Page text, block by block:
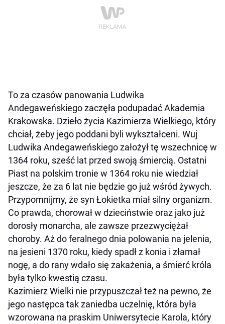
To za czasów panowania Ludwika
Andegaweńskiego zaczęła podupadać Akademia
Krakowska. Dzieło życia Kazimierza Wielkiego, który
chciał, żeby jego poddani byli wykształceni. Wuj
Ludwika Andegaweńskiego założył tę wszechnicę w
1364 roku, sześć lat przed swoją śmiercią. Ostatni
Piast na polskim tronie w 1364 roku nie wiedział
jeszcze, że za 6 lat nie będzie go już wśród żywych.
Przypomnijmy, że syn Łokietka miał silny organizm.
Co prawda, chorował w dzieciństwie oraz jako już
dorosły monarcha, ale zawsze przezwyciężał
choroby. Aż do feralnego dnia polowania na jelenia,
na jesieni 1370 roku, kiedy spadł z konia i złamał
nogę, a do rany wdało się zakażenia, a śmierć króla
była tylko kwestią czasu.
Kazimierz Wielki nie przypuszczał też na pewno, że
jego następca tak zaniedba uczelnię, która była
wzorowana na praskim Uniwersytecie Karola, który